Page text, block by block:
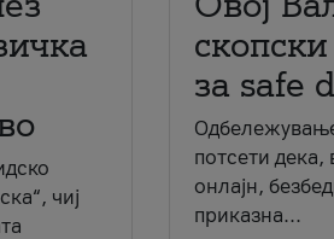
чиј
за safe
потсети дека,
онлајн,
приказна...